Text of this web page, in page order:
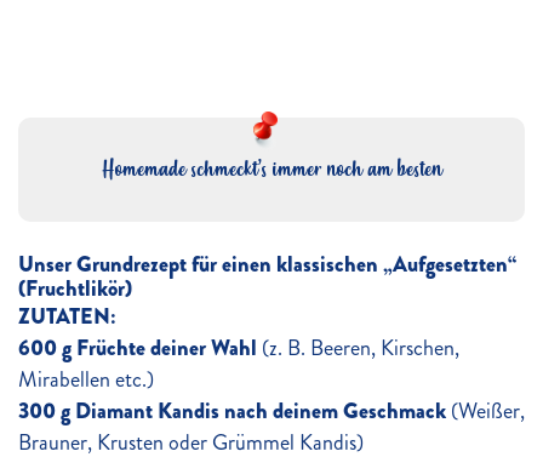
Homemade schmeckt’s immer noch am besten
Unser Grundrezept für einen klassischen „Aufgesetzten“
(Fruchtlikör)
ZUTATEN:
600 g Früchte deiner Wahl (z. B. Beeren, Kirschen,
Mirabellen etc.)
300 g Diamant Kandis nach deinem Geschmack(Weißer,
Brauner, Krusten oder Grümmel Kandis)